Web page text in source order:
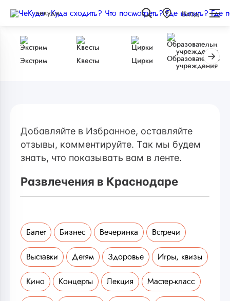
чёкуда Вход
Экстрим Квесты Цирки
Образовательные
учреждения
Добавляйте в Избранное, оставляйте
отзывы, комментируйте. Так мы будем
знать, что показывать вам в ленте.
Развлечения в Краснодаре
Балет Бизнес Вечеринка Встречи
Выставки Детям Здоровье Игры, квизы
Кино Концерты Лекция Мастер-класс